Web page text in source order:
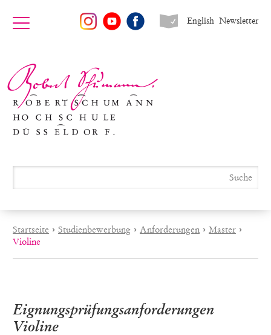
Newsletter
English
Startseite › Studienbewerbung › Anforderungen › Master ›
Violine
Eignungsprüfungsanforderungen
Violine